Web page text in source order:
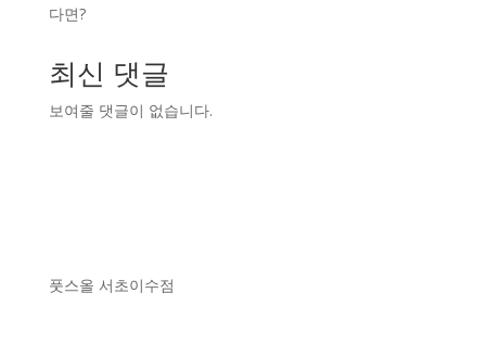
다면?
최신 댓글
보여줄 댓글이 없습니다.
풋스올 서초이수점